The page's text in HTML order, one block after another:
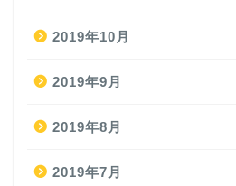
2019年10月
2019年9月
2019年8月
2019年7月